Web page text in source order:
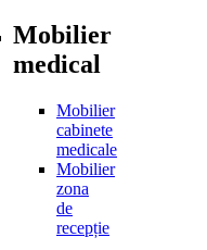
Mobilier
medical
Mobilier
cabinete
medicale
Mobilier
zona
de
recepție